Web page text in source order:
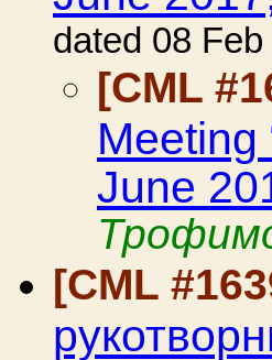
dated 08 Feb
[CML
Meeting
June
[CML